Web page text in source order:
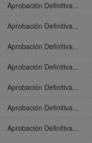
Aprobación Definitiva...
Aprobación Definitiva...
Aprobación Definitiva...
Aprobación Definitiva...
Aprobación Definitiva...
Aprobación Definitiva...
Aprobación Definitiva...